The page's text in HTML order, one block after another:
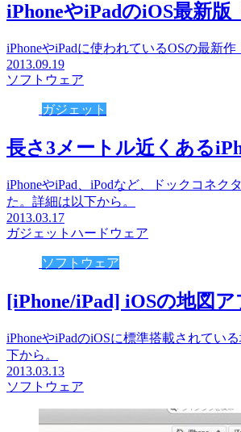
iPhoneやiPadのiOS最新版
iPhoneやiPadに使われているOSの最新
2013.09.19
ソフトウェア
ガジェット
長さ3メートル近くある
iPhoneやiPad、iPodなど、ドックコネ
た。詳細は以下から。
2013.03.17
ガジェット ハードウェア
ソフトウェア
[iPhone/iPad] iOSの地図
iPhoneやiPadのiOSに標準搭載されてい
下から。
2013.03.13
ソフトウェア